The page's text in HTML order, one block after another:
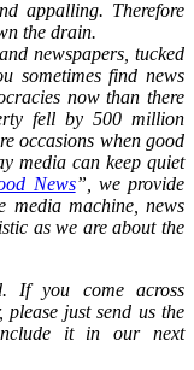
appalling. Therefore
the drain.
newspapers, tucked
sometimes find news
now than there
fell by 500 million
occasions when good
media can keep quiet
News” , we provide
media machine, news
as we are about the
If you come across
just send us the
it in our next